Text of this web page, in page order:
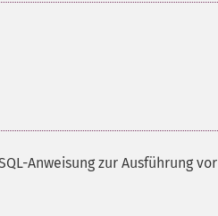
Anweisung zur Ausführung vor